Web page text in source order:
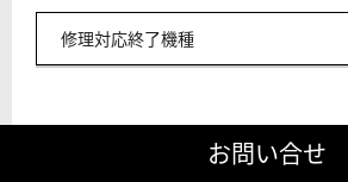
修理対応終了機種
お問い合せ